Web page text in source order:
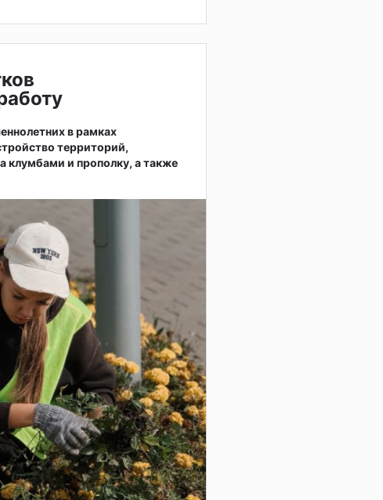
в рамках
территорий,
клумбами и прополку, а также